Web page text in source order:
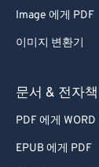
Image 에게 PDF
이미지 변환기
문서 & 전자책
PDF 에게 WORD
EPUB 에게 PDF